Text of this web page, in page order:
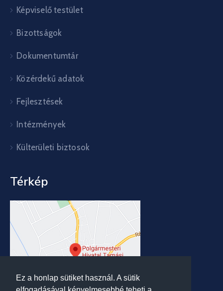
Ez a honlap sütiket használ. A sütik
Képviselő testület
Bizottságok
Dokumentumtár
Közérdekű adatok
Fejlesztések
Intézmények
Külterületi biztosok
Térkép